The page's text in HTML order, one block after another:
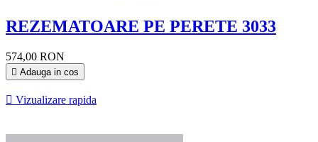
REZEMATOARE PE PERETE 3033
574,00 RON
 Adauga in cos
 Vizualizare rapida